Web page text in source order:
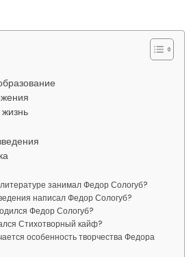
занимал Федор Сологуб?
написал Федор Сологуб?
Федор Сологуб?
Стихотворный кайф?
особенность творчества Федора